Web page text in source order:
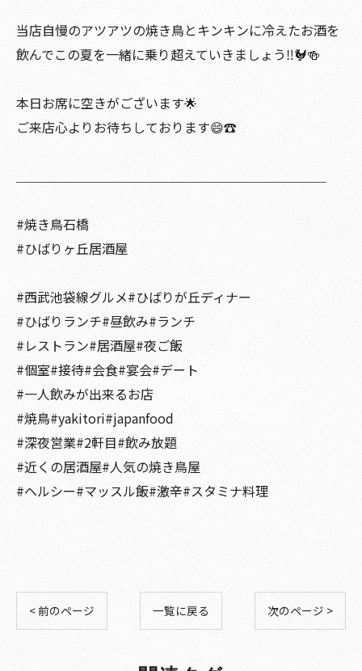
当店自慢のアツアツの焼き鳥とキンキンに冷えたお酒を
飲んでこの夏を一緒に乗り超えていきましょう‼️🐓🍻
本日お席に空きがございます🌟
ご来店心よりお待ちしております😄☎️
#焼き鳥石橋
#ひばりヶ丘居酒屋
#西武池袋線グルメ#ひばりが丘ディナー
#ひばりランチ#昼飲み#ランチ
#レストラン#居酒屋#夜ご飯
#個室#接待#会食#宴会#デート
#一人飲みが出来るお店
#焼鳥#yakitori#japanfood
#深夜営業#2軒目#飲み放題
#近くの居酒屋#人気の焼き鳥屋
#ヘルシー#マッスル飯#激辛#スタミナ料理
< 前のページ 一覧に戻る 次のページ >